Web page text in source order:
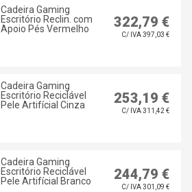
Cadeira Gaming
Escritório Reclin. com
Apoio Pés Vermelho
322,79 €
C/ IVA 397,03 €
Cadeira Gaming
Escritório Reciclável
Pele Artifícial Cinza
253,19 €
C/ IVA 311,42 €
Cadeira Gaming
Escritório Reciclável
Pele Artifícial Branco
244,79 €
C/ IVA 301,09 €